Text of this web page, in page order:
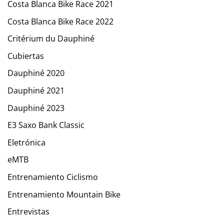
Costa Blanca Bike Race 2021
Costa Blanca Bike Race 2022
Critérium du Dauphiné
Cubiertas
Dauphiné 2020
Dauphiné 2021
Dauphiné 2023
E3 Saxo Bank Classic
Eletrónica
eMTB
Entrenamiento Ciclismo
Entrenamiento Mountain Bike
Entrevistas